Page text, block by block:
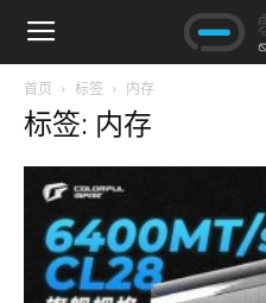
首页 标签 内存
标签: 内存